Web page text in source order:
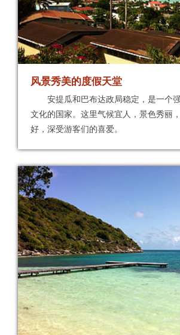
风景秀美的度假天堂
安提瓜和巴布达政局稳定，是一个
文化的国家。这里气候宜人，景色秀丽
好，深受游客们的喜爱。